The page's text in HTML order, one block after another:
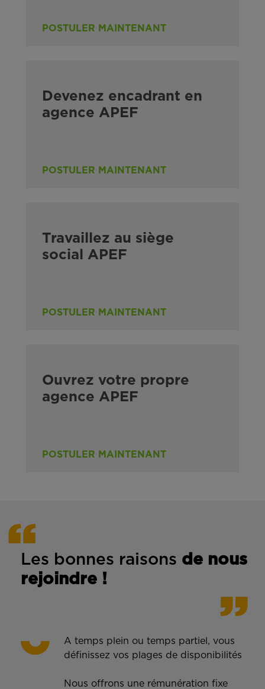
POSTULER MAINTENANT
Devenez encadrant en
agence APEF
POSTULER MAINTENANT
Travaillez au siège
social APEF
POSTULER MAINTENANT
Ouvrez votre propre
agence APEF
POSTULER MAINTENANT
Les bonnes raisons de nous
rejoindre !
A temps plein ou temps partiel, vous
définissez vos plages de disponibilités
Nous offrons une rémunération fixe